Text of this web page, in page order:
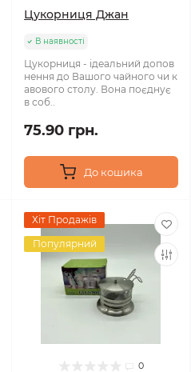
Цукорниця Джан
В наявності
Цукорниця - ідеальний допов
нення до Вашого чайного чи к
авового столу. Вона поєднує
в соб..
75.90 грн.
До кошика
Хіт Продажів
Популярний
0